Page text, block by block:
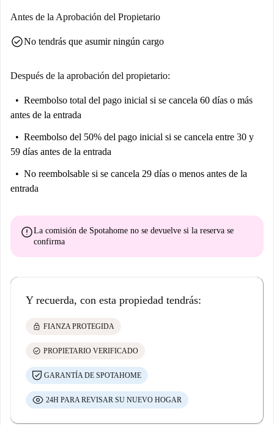
Antes de la Aprobación del Propietario
check_circleNo tendrás que asumir ningún cargo
Después de la aprobación del propietario:
Reembolso total del pago inicial si se cancela 60 días o más
antes de la entrada
Reembolso del 50% del pago inicial si se cancela entre 30 y
59 días antes de la entrada
No reembolsable si se cancela 29 días o menos antes de la
entrada
errorLa comisión de Spotahome no se devuelve si la reserva se
confirma
Y recuerda, con esta propiedad tendrás:
lock FIANZA PROTEGIDA
check_circle PROPIETARIO VERIFICADO
GARANTÍA DE SPOTAHOME
24H PARA REVISAR SU NUEVO HOGAR